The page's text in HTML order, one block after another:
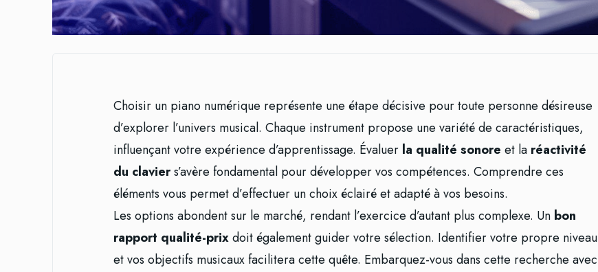
Choisir un piano numérique représente une étape décisive pour toute personne désireuse
d’explorer l’univers musical. Chaque instrument propose une variété de caractéristiques,
influençant votre expérience d’apprentissage. Évaluer la qualité sonore et la réactivité
du claviers’avère fondamental pour développer vos compétences. Comprendre ces
éléments vous permet d’effectuer un choix éclairé et adapté à vos besoins.
Les options abondent sur le marché, rendant l’exercice d’autant plus complexe. Un bon
rapport qualité-prixdoit également guider votre sélection. Identifier votre propre niveau
et vos objectifs musicaux facilitera cette quête. Embarquez-vous dans cette recherche avec